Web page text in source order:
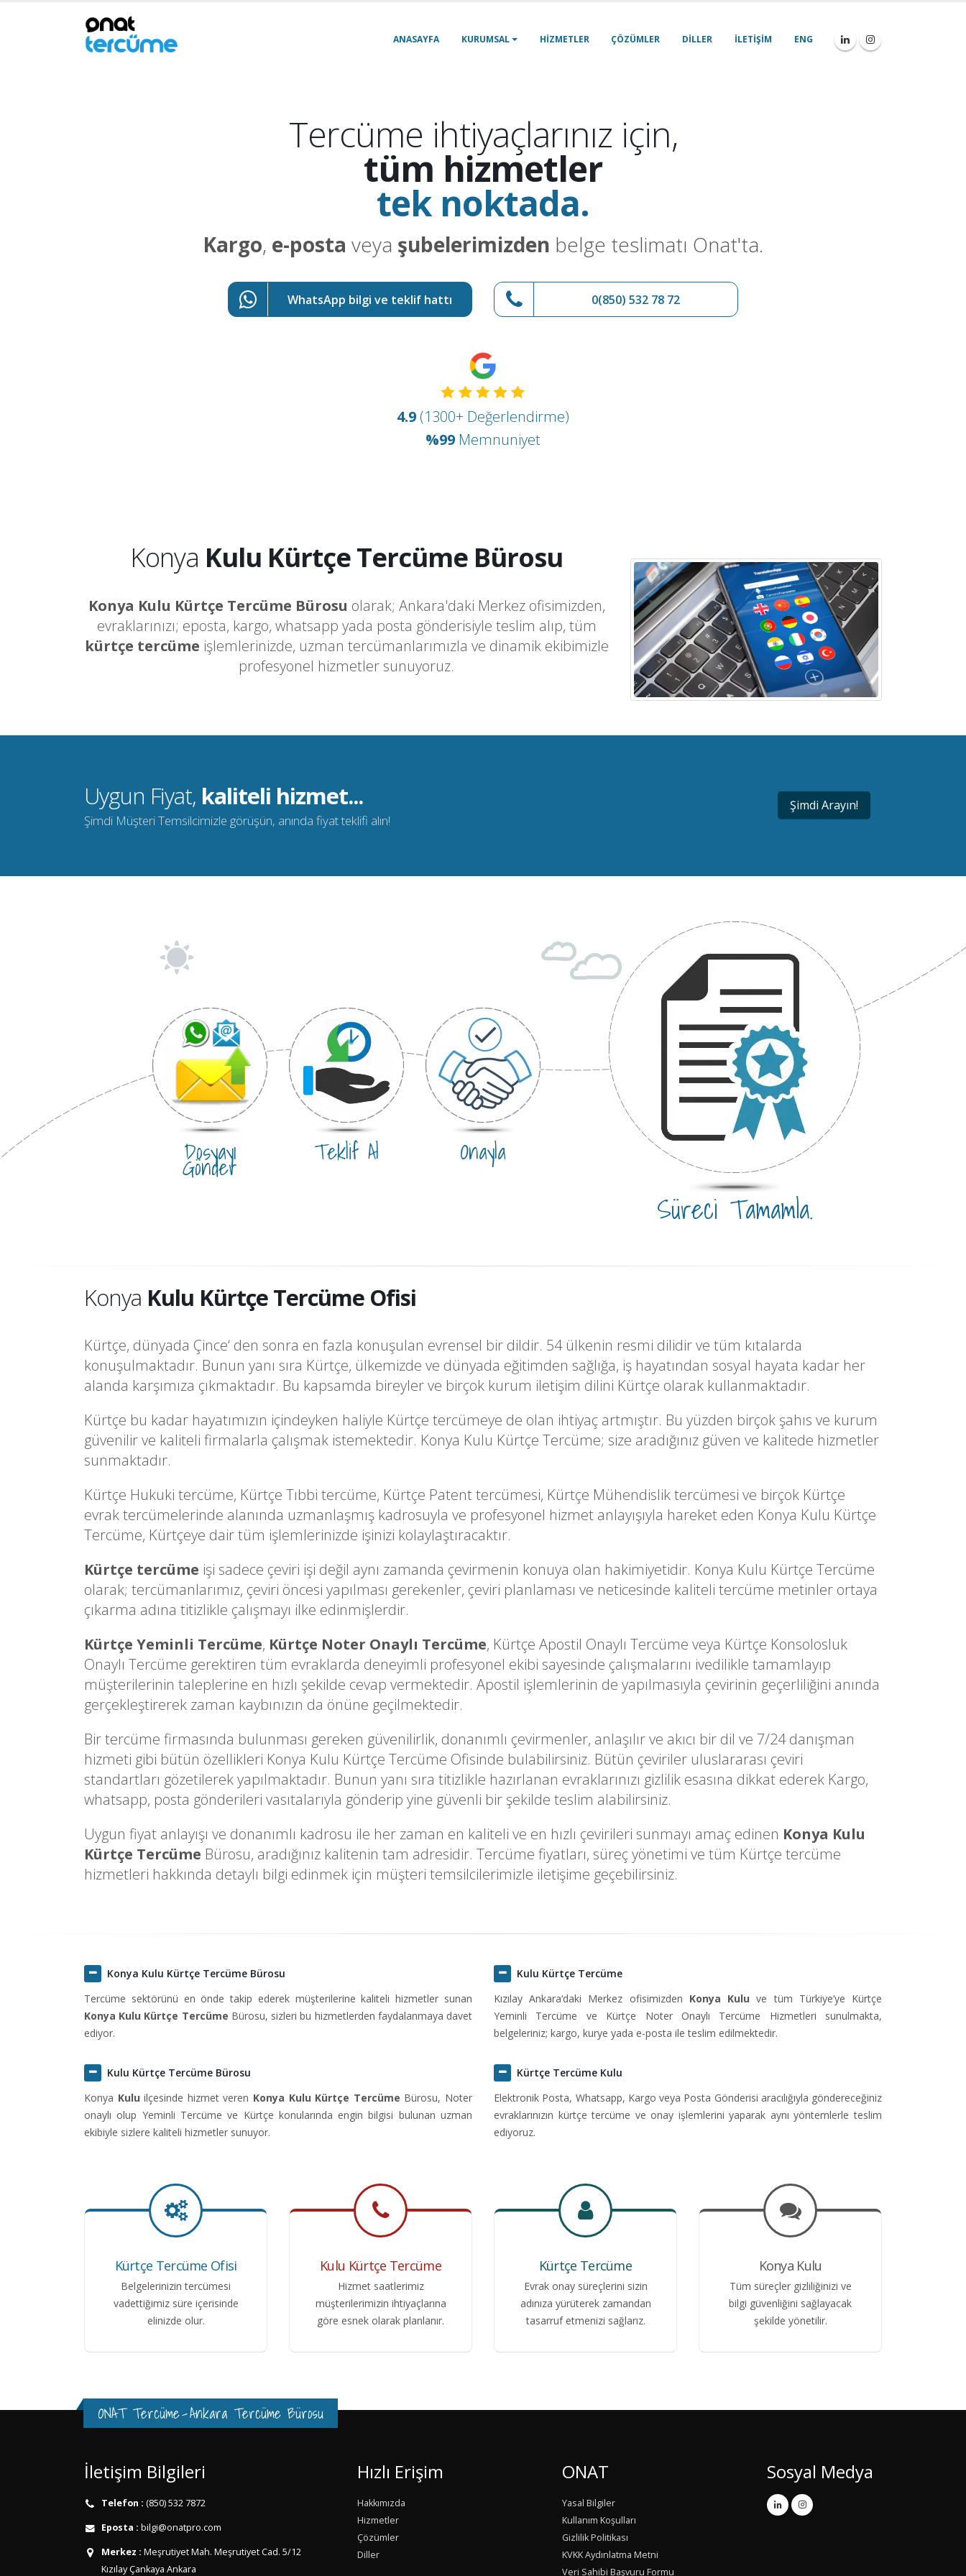
ANASAYFA KURUMSAL HIZMETLER ÇÖZÜMLER DILLER İLETIŞIM ENG
Tercüme ihtiyaçlarınız için,
tüm hizmetler
tek noktada.
Kargo, e-posta veya şubelerimizden belge teslimatı Onat'ta.
WhatsApp bilgi ve teklif hattı 0(850) 532 78 72
4.9 (1300+ Değerlendirme)
%99 Memnuniyet
Konya Kulu Kürtçe Tercüme Bürosu
Konya Kulu Kürtçe Tercüme Bürosu olarak; Ankara'daki Merkez ofisimizden,
evraklarınızı; eposta, kargo, whatsapp yada posta gönderisiyle teslim alıp, tüm
kürtçe tercüme işlemlerinizde, uzman tercümanlarımızla ve dinamik ekibimizle
profesyonel hizmetler sunuyoruz.
Uygun Fiyat, kaliteli hizmet...
Şimdi Müşteri Temsilcimizle görüşün, anında fiyat teklifi alın!
Şimdi Arayın!
Dosyayı
Gönder Teklif Al Onayla
Süreci Tamamla.
Konya Kulu Kürtçe Tercüme Ofisi
Kürtçe, dünyada Çince‘ den sonra en fazla konuşulan evrensel bir dildir. 54 ülkenin resmi dilidir ve tüm kıtalarda
konuşulmaktadır. Bunun yanı sıra Kürtçe, ülkemizde ve dünyada eğitimden sağlığa, iş hayatından sosyal hayata kadar her
alanda karşımıza çıkmaktadır. Bu kapsamda bireyler ve birçok kurum iletişim dilini Kürtçe olarak kullanmaktadır.
Kürtçe bu kadar hayatımızın içindeyken haliyle Kürtçe tercümeye de olan ihtiyaç artmıştır. Bu yüzden birçok şahıs ve kurum
güvenilir ve kaliteli firmalarla çalışmak istemektedir. Konya Kulu Kürtçe Tercüme; size aradığınız güven ve kalitede hizmetler
sunmaktadır.
Kürtçe Hukuki tercüme, Kürtçe Tıbbi tercüme, Kürtçe Patent tercümesi, Kürtçe Mühendislik tercümesi ve birçok Kürtçe
evrak tercümelerinde alanında uzmanlaşmış kadrosuyla ve profesyonel hizmet anlayışıyla hareket eden Konya Kulu Kürtçe
Tercüme, Kürtçeye dair tüm işlemlerinizde işinizi kolaylaştıracaktır.
Kürtçe tercüme işi sadece çeviri işi değil aynı zamanda çevirmenin konuya olan hakimiyetidir. Konya Kulu Kürtçe Tercüme
olarak; tercümanlarımız, çeviri öncesi yapılması gerekenler, çeviri planlaması ve neticesinde kaliteli tercüme metinler ortaya
çıkarma adına titizlikle çalışmayı ilke edinmişlerdir.
Kürtçe Yeminli Tercüme, Kürtçe Noter Onaylı Tercüme, Kürtçe Apostil Onaylı Tercüme veya Kürtçe Konsolosluk
Onaylı Tercüme gerektiren tüm evraklarda deneyimli profesyonel ekibi sayesinde çalışmalarını ivedilikle tamamlayıp
müşterilerinin taleplerine en hızlı şekilde cevap vermektedir. Apostil işlemlerinin de yapılmasıyla çevirinin geçerliliğini anında
gerçekleştirerek zaman kaybınızın da önüne geçilmektedir.
Bir tercüme firmasında bulunması gereken güvenilirlik, donanımlı çevirmenler, anlaşılır ve akıcı bir dil ve 7/24 danışman
hizmeti gibi bütün özellikleri Konya Kulu Kürtçe Tercüme Ofisinde bulabilirsiniz. Bütün çeviriler uluslararası çeviri
standartları gözetilerek yapılmaktadır. Bunun yanı sıra titizlikle hazırlanan evraklarınızı gizlilik esasına dikkat ederek Kargo,
whatsapp, posta gönderileri vasıtalarıyla gönderip yine güvenli bir şekilde teslim alabilirsiniz.
Uygun fiyat anlayışı ve donanımlı kadrosu ile her zaman en kaliteli ve en hızlı çevirileri sunmayı amaç edinen Konya Kulu
Kürtçe Tercüme Bürosu, aradığınız kalitenin tam adresidir. Tercüme fiyatları, süreç yönetimi ve tüm Kürtçe tercüme
hizmetleri hakkında detaylı bilgi edinmek için müşteri temsilcilerimizle iletişime geçebilirsiniz.
Konya Kulu Kürtçe Tercüme Bürosu
Tercüme sektörünü en önde takip ederek müşterilerine kaliteli hizmetler sunan
Konya Kulu Kürtçe Tercüme Bürosu, sizleri bu hizmetlerden faydalanmaya davet
ediyor.
Kulu Kürtçe Tercüme Bürosu
Konya Kulu ilçesinde hizmet veren Konya Kulu Kürtçe Tercüme Bürosu, Noter
onaylı olup Yeminli Tercüme ve Kürtçe konularında engin bilgisi bulunan uzman
ekibiyle sizlere kaliteli hizmetler sunuyor.
Kulu Kürtçe Tercüme
Kızılay Ankara‘daki Merkez ofisimizden Konya Kulu ve tüm Türkiye’ye Kürtçe
Yeminli Tercüme ve Kürtçe Noter Onaylı Tercüme Hizmetleri sunulmakta,
belgeleriniz; kargo, kurye yada e-posta ile teslim edilmektedir.
Kürtçe Tercüme Kulu
Elektronik Posta, Whatsapp, Kargo veya Posta Gönderisi aracılığıyla göndereceğiniz
evraklarınızın kürtçe tercüme ve onay işlemlerini yaparak aynı yöntemlerle teslim
ediyoruz.
Kürtçe Tercüme Ofisi
Belgelerinizin tercümesi
vadettiğimiz süre içerisinde
elinizde olur.
Kulu Kürtçe Tercüme
Hizmet saatlerimiz
müşterilerimizin ihtiyaçlarına
göre esnek olarak planlanır.
Kürtçe Tercüme
Evrak onay süreçlerini sizin
adınıza yürüterek zamandan
tasarruf etmenizi sağlarız.
Konya Kulu
Tüm süreçler gizliliğinizi ve
bilgi güvenliğini sağlayacak
şekilde yönetilir.
ONAT Tercüme-Ankara Tercüme Bürosu
İletişim Bilgileri
Telefon : (850) 532 7872
Eposta : bilgi@onatpro.com
Merkez : Meşrutiyet Mah. Meşrutiyet Cad. 5/12
Kızılay Çankaya Ankara
Hızlı Erişim
Hakkımızda
Hizmetler
Çözümler
Diller
ONAT
Yasal Bilgiler
Kullanım Koşulları
Gizlilik Politikası
KVKK Aydınlatma Metni
Veri Sahibi Başvuru Formu
Sosyal Medya